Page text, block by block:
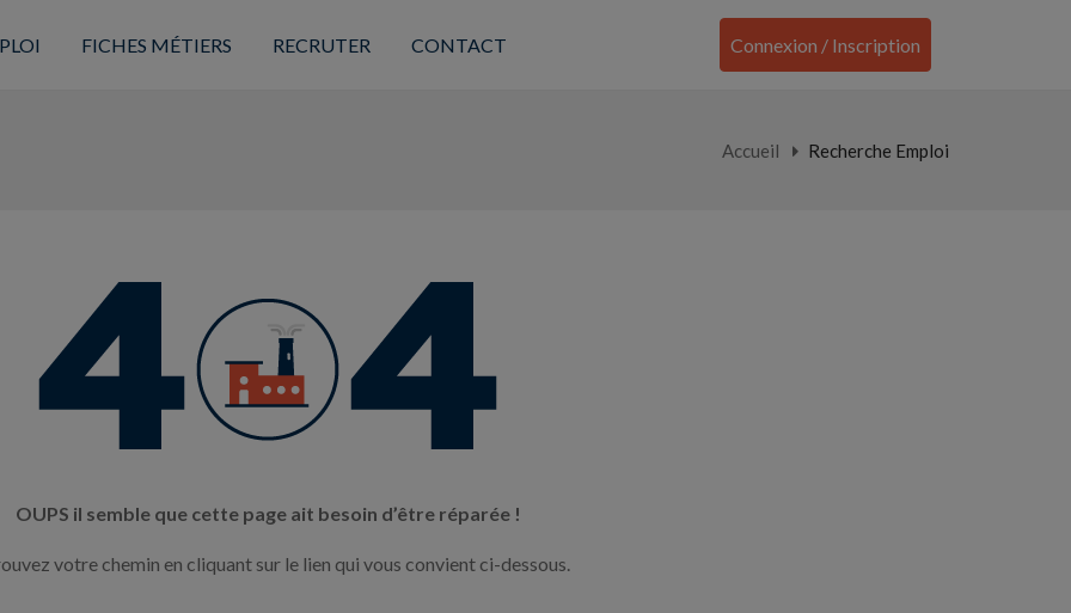
FICHES MÉTIERS RECRUTER CONTACT Connexion / Inscription
Accueil Recherche Emploi
OUPS il semble que cette page ait besoin d’être réparée !
votre chemin en cliquant sur le lien qui vous convient ci-dessous.